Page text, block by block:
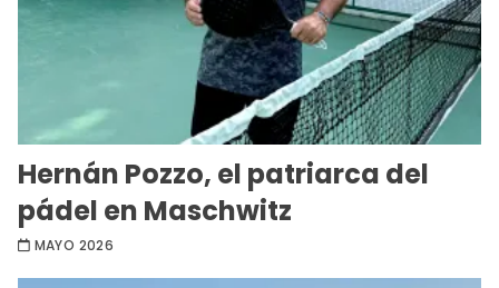
Hernán Pozzo, el patriarca del
pádel en Maschwitz
MAYO 2026